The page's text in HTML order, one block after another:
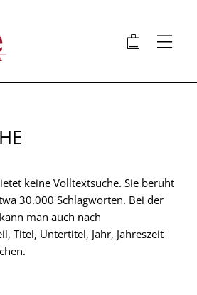
🛍 ⋮
keine Volltextsuche. Sie beruht
30.000 Schlagworten. Bei der
man auch nach
Titel, Untertitel, Jahr, Jahreszeit